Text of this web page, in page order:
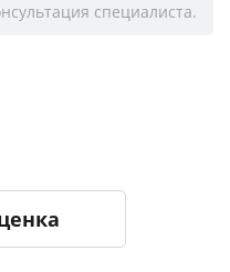
специалиста.